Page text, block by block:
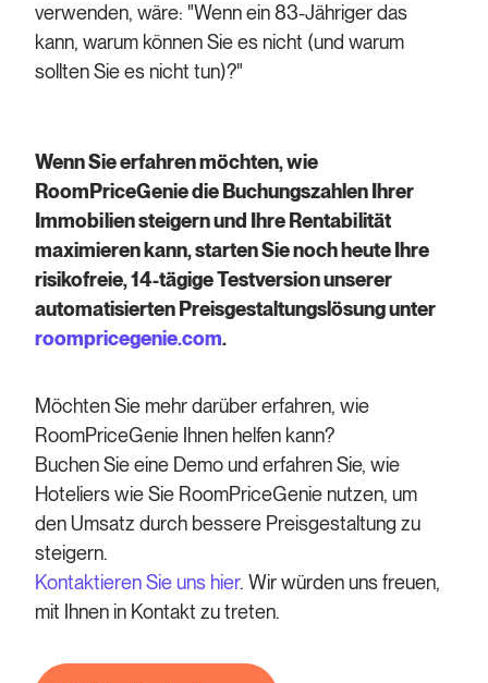
verwenden, wäre: "Wenn ein 83-Jähriger das
kann, warum können Sie es nicht (und warum
sollten Sie es nicht tun)?"
Wenn Sie erfahren möchten, wie
RoomPriceGenie die Buchungszahlen Ihrer
Immobilien steigern und Ihre Rentabilität
maximieren kann, starten Sie noch heute Ihre
risikofreie, 14-tägige Testversion unserer
automatisierten Preisgestaltungslösung unter
roompricegenie.com.
Möchten Sie mehr darüber erfahren, wie
RoomPriceGenie Ihnen helfen kann?
Buchen Sie eine Demo und erfahren Sie, wie
Hoteliers wie Sie RoomPriceGenie nutzen, um
den Umsatz durch bessere Preisgestaltung zu
steigern.
Kontaktieren Sie uns hier. Wir würden uns freuen,
mit Ihnen in Kontakt zu treten.